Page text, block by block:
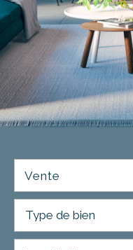
Vente